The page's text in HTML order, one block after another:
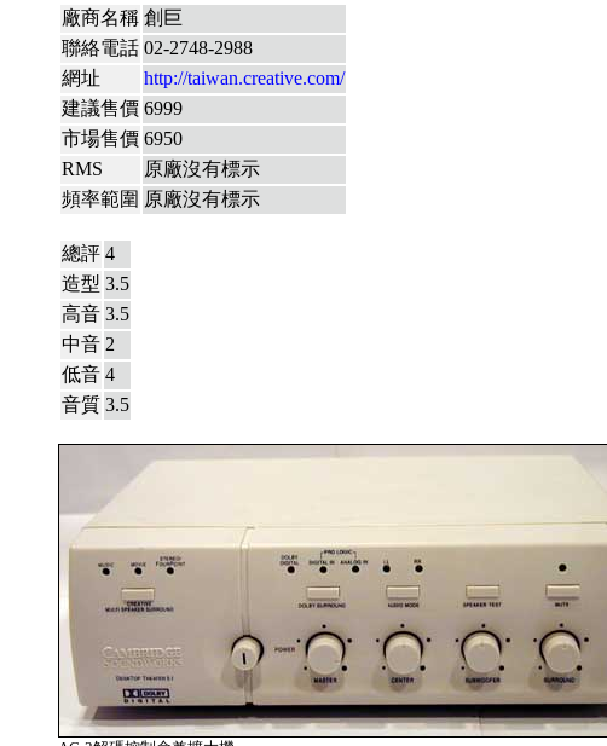
廠商名稱 創巨
聯絡電話 02-2748-2988
網址
http://taiwan.creative.com/
建議售價 6999
市場售價 6950
RMS
原廠沒有標示
頻率範圍 原廠沒有標示
總評 4
造型 3.5
高音 3.5
中音 2
低音 4
音質 3.5